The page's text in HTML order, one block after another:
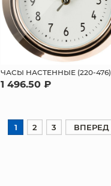
ЧАСЫ НАСТЕННЫЕ (220-476)
1 496.50 ₽
1 2 3 ВПЕРЕД